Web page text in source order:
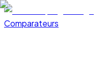
Comparateurs